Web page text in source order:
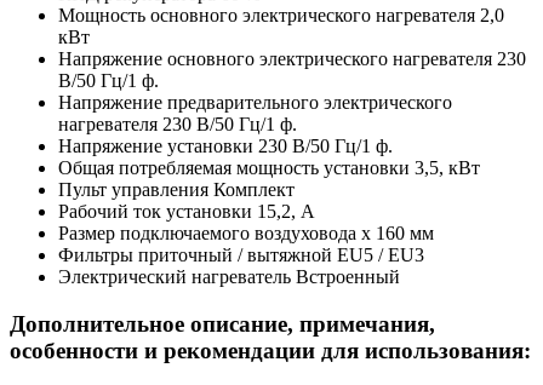
Мощность основного электрического нагревателя 2,0
кВт
Напряжение основного электрического нагревателя 230
В/50 Гц/1 ф.
Напряжение предварительного электрического
нагревателя 230 В/50 Гц/1 ф.
Напряжение установки 230 В/50 Гц/1 ф.
Общая потребляемая мощность установки 3,5, кВт
Пульт управления Комплект
Рабочий ток установки 15,2, А
Размер подключаемого воздуховода х 160 мм
Фильтры приточный / вытяжной EU5 / EU3
Электрический нагреватель Встроенный
Дополнительное описание, примечания,
особенности и рекомендации для использования: